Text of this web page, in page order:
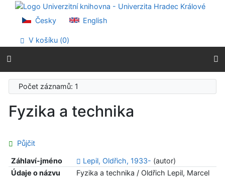
Přejít na obsah
Přejít na menu
Prohlášení o webové přístupnosti
Česky English
V košíku (0)
Počet záznamů: 1
Fyzika a technika
Půjčit
Záhlaví-jméno Lepil, Oldřich, 1933- (autor)
Údaje o názvu
Fyzika a technika / Oldřich Lepil, Marcel